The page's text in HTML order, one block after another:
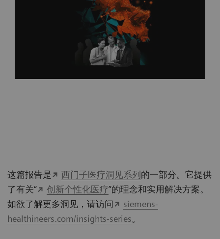
这篇报告是 西门子医疗洞见系列 的一部分。它提供
了有关“
创新个性化医疗”的理念和实用解决方案。
如欲了解更多洞见，请访问
siemens-
healthineers.com/insights-series。